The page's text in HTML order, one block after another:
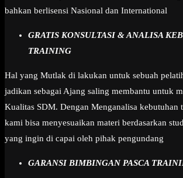
bahkan berlisensi Nasional dan International
GRATIS KONSULTASI & ANALISA
TRAINING
Hal yang Mutlak di lakukan untuk sebuah
jadikan sebagai Ajang saling membantu untuk
Kualitas SDM. Dengan Menganalisa kebutuhan
kami bisa menyesuaikan materi berdasarkan
yang ingin di capai oleh pihak pengundang
GARANSI BIMBINGAN PASCA